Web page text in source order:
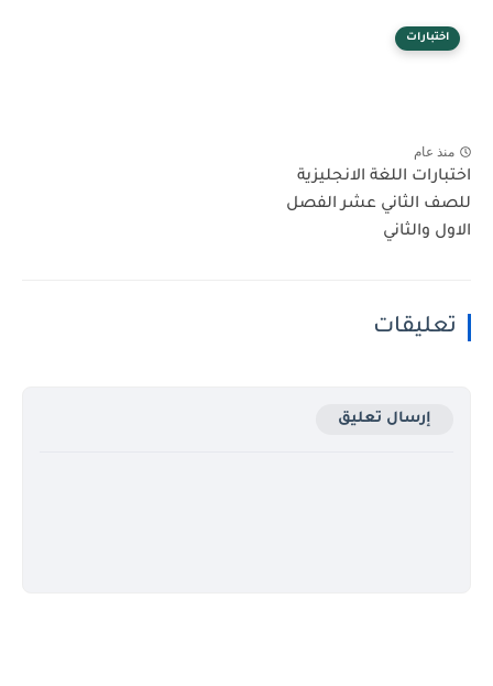
اختبارات
منذ عام
اختبارات اللغة الانجليزية
للصف الثاني عشر الفصل
الاول والثاني
تعليقات
إرسال تعليق